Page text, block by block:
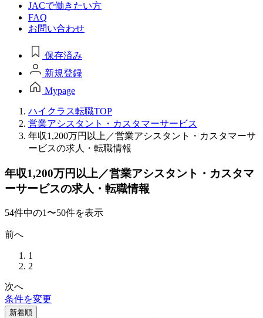
JACで働きたい方
FAQ
お問い合わせ
保存済み
新規登録
Mypage
ハイクラス転職TOP
営業アシスタント・カスタマーサービス
年収1,200万円以上／営業アシスタント・カスタマーサ
ービスの求人・転職情報
年収1,200万円以上／営業アシスタント・カスタマ
ーサービスの求人・転職情報
54件中の1〜50件を表示
前へ
1
2
次へ
条件を変更
新着順